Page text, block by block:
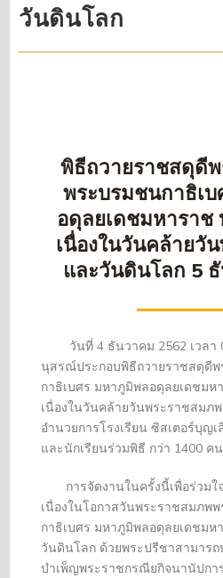
วันดินโลก
พิธีถวายราชสดุดี
พระบรมชนกาธิเ
อดุลยเดชมหาราช
เนื่องในวันคล้ายวั
และวันดินโลก 5
วันที่ 4 ธันวาคม 2562 เวลา
นุสรณ์ประกอบพิธีถวายราชสดุดี
กาธิเบศร มหาภูมิพลอดุลยเดชม
เนื่องในวันคล้ายวันพระราชสมภ
อำนวยการโรงเรียน ซิสเตอร์บุญ
และนักเรียนร่วมพิธี กว่า 1400 คน
การจัดงานในครั้งนี้เพื่อร่วมใ
เนื่องในโอกาสวันพระราชสมภพ
กาธิเบศร มหาภูมิพลอดุลยเดชม
วันดินโลก ด้วยพระปรีชาสามารถ
บำเพ็ญพระราชกรณียกิจนานัปกา